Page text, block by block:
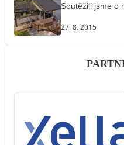
Soutěžili jsme o
27. 8. 2015